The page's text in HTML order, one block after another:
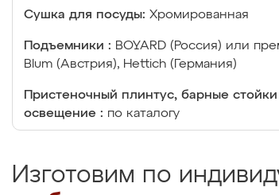
Сушка для посуды: Хромированная
Подъемники : BOYARD (Россия) или
Blum (Австрия), Hettich (Германия)
Пристеночный плинтус, барные
освещение : по каталогу
Изготовим по